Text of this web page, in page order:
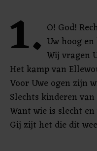
1. O! God!
Uw hoog
Wij vragen
Het kamp van
Voor Uwe ogen zijn
Slechts kinderen van
Want wie is slecht
Gij zijt het die dit